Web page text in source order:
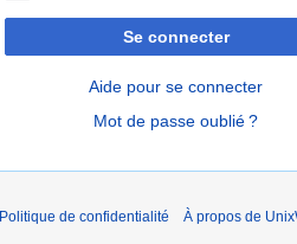
Se connecter
Aide pour se connecter
Mot de passe oublié ?
Politique de confidentialité À propos de